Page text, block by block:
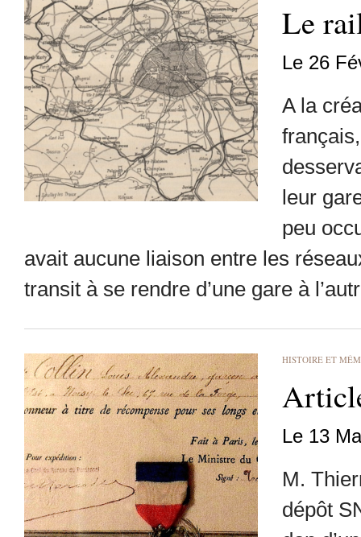
Le
Le 26
A la
leur
peu
avait aucune liaison entre les
transit à se rendre d’une gare à
HISTOIRE ET
Le 13
M.
dépôt